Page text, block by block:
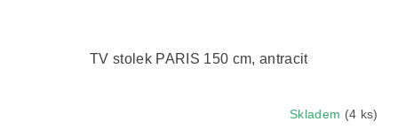
TV stolek PARIS 150 cm, antracit
Skladem (4 ks)